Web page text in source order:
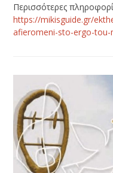
Περισσότερες
https://mikisguide.gr/
afieromeni-sto-ergo-